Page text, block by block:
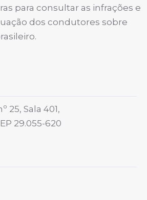
para consultar as infrações e
dos condutores sobre
25, Sala 401,
29.055-620